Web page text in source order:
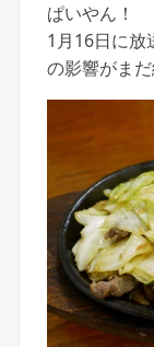
ぱいやん！
1月16日に放
の影響がま